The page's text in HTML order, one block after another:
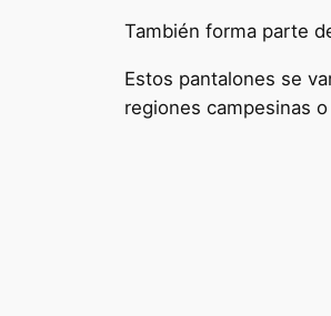
También forma parte
Estos pantalones se
regiones campesinas